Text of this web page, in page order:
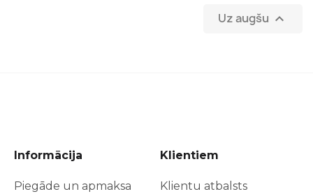
Uz augšu 
Informācija
Piegāde un apmaksa
Klientiem
Klientu atbalsts